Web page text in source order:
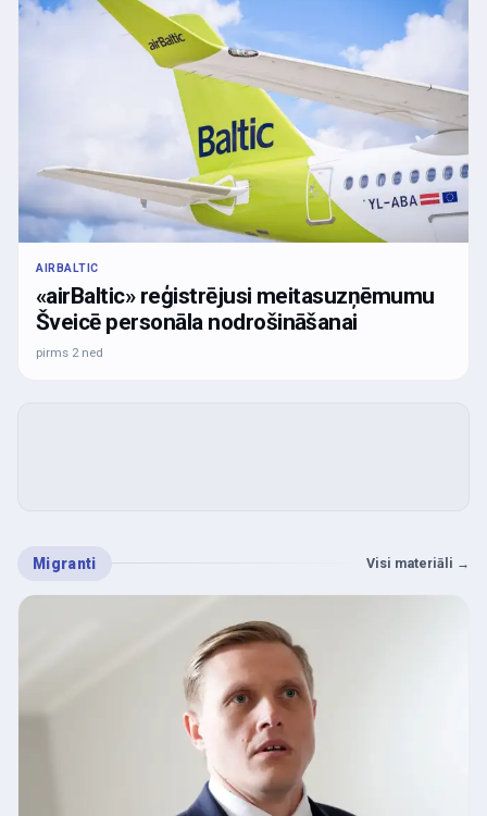
AIRBALTIC
«airBaltic» reģistrējusi meitasuzņēmumu
Šveicē personāla nodrošināšanai
pirms 2 ned
Migranti Visi materiāli →